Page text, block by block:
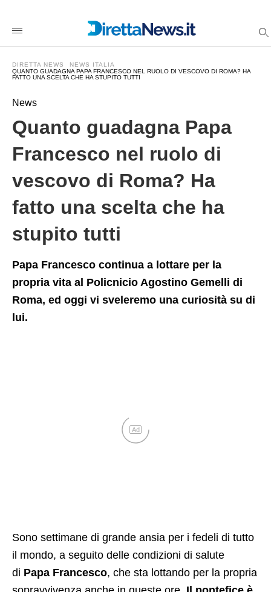
/2025/03/05/quanto-
francesco-
nel-
ruolo-
vescovo-
roma-
ha-
fatto-
una-
scelta-
ha-
stupito-
DIRETTA NEWS
NEWS ITALIA
QUANTO GUADAGNA PAPA FRANCESCO NEL RUOLO DI VESCOVO DI ROMA? HA
FATTO UNA SCELTA CHE HA STUPITO TUTTI
News
Quanto guadagna Papa
Francesco nel ruolo di
vescovo di Roma? Ha
fatto una scelta che ha
stupito tutti
Papa Francesco continua a lottare per la
propria vita al Policnicio Agostino Gemelli di
Roma, ed oggi vi sveleremo una curiosità su di
lui.
Ad
Sono settimane di grande ansia per i fedeli di tutto
il mondo, a seguito delle condizioni di salute
di Papa Francesco, che sta lottando per la propria